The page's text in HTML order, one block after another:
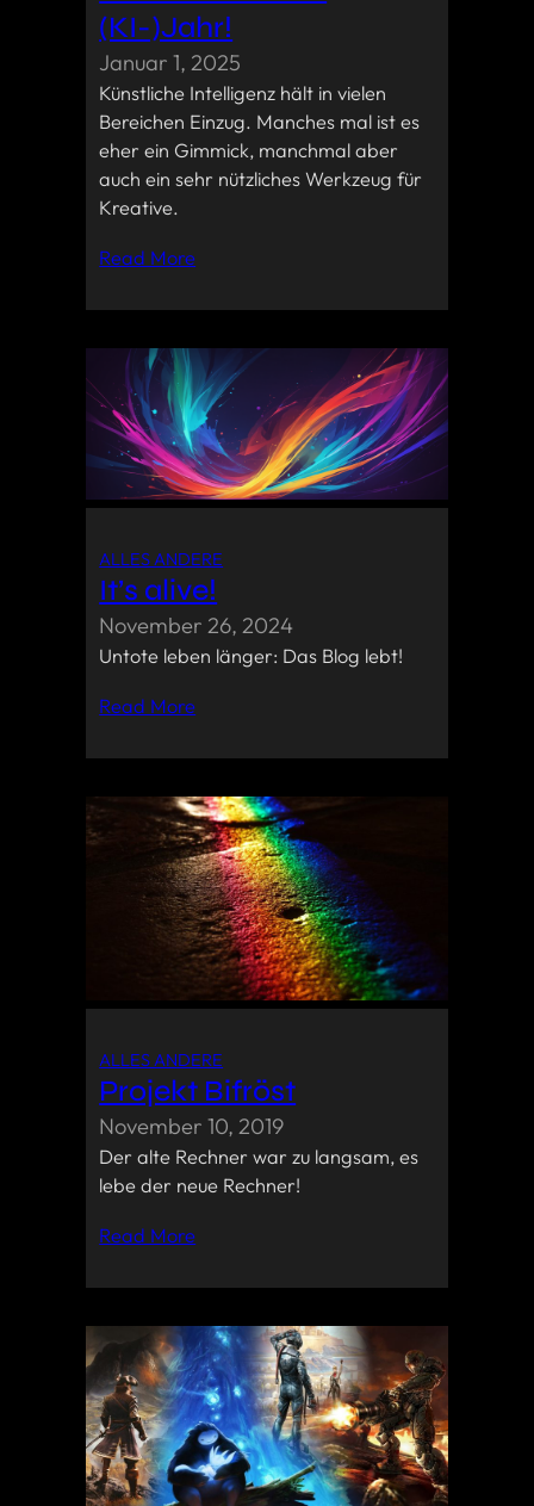
(KI-)Jahr!
Januar 1, 2025
Künstliche Intelligenz hält in vielen
Bereichen Einzug. Manches mal ist es
eher ein Gimmick, manchmal aber
auch ein sehr nützliches Werkzeug für
Kreative.
Read More
ALLES ANDERE
It’s alive!
November 26, 2024
Untote leben länger: Das Blog lebt!
Read More
ALLES ANDERE
Projekt Bifröst
November 10, 2019
Der alte Rechner war zu langsam, es
lebe der neue Rechner!
Read More